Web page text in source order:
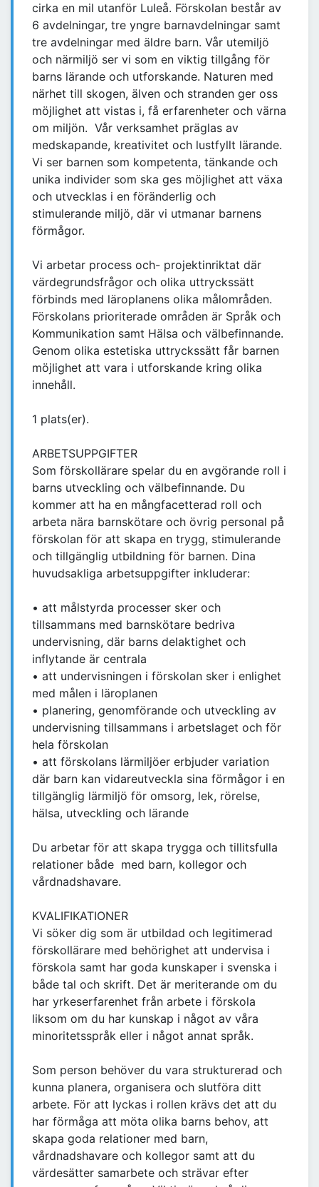
cirka en mil utanför Luleå. Förskolan består av
6 avdelningar, tre yngre barnavdelningar samt
tre avdelningar med äldre barn. Vår utemiljö
och närmiljö ser vi som en viktig tillgång för
barns lärande och utforskande. Naturen med
närhet till skogen, älven och stranden ger oss
möjlighet att vistas i, få erfarenheter och värna
om miljön. Vår verksamhet präglas av
medskapande, kreativitet och lustfyllt lärande.
Vi ser barnen som kompetenta, tänkande och
unika individer som ska ges möjlighet att växa
och utvecklas i en föränderlig och
stimulerande miljö, där vi utmanar barnens
förmågor.
Vi arbetar process och- projektinriktat där
värdegrundsfrågor och olika uttryckssätt
förbinds med läroplanens olika målområden.
Förskolans prioriterade områden är Språk och
Kommunikation samt Hälsa och välbefinnande.
Genom olika estetiska uttryckssätt får barnen
möjlighet att vara i utforskande kring olika
innehåll.
1 plats(er).
ARBETSUPPGIFTER
Som förskollärare spelar du en avgörande roll i
barns utveckling och välbefinnande. Du
kommer att ha en mångfacetterad roll och
arbeta nära barnskötare och övrig personal på
förskolan för att skapa en trygg, stimulerande
och tillgänglig utbildning för barnen. Dina
huvudsakliga arbetsuppgifter inkluderar:
• att målstyrda processer sker och
tillsammans med barnskötare bedriva
undervisning, där barns delaktighet och
inflytande är centrala
• att undervisningen i förskolan sker i enlighet
med målen i läroplanen
• planering, genomförande och utveckling av
undervisning tillsammans i arbetslaget och för
hela förskolan
• att förskolans lärmiljöer erbjuder variation
där barn kan vidareutveckla sina förmågor i en
tillgänglig lärmiljö för omsorg, lek, rörelse,
hälsa, utveckling och lärande
Du arbetar för att skapa trygga och tillitsfulla
relationer både med barn, kollegor och
vårdnadshavare.
KVALIFIKATIONER
Vi söker dig som är utbildad och legitimerad
förskollärare med behörighet att undervisa i
förskola samt har goda kunskaper i svenska i
både tal och skrift. Det är meriterande om du
har yrkeserfarenhet från arbete i förskola
liksom om du har kunskap i något av våra
minoritetsspråk eller i något annat språk.
Som person behöver du vara strukturerad och
kunna planera, organisera och slutföra ditt
arbete. För att lyckas i rollen krävs det att du
har förmåga att möta olika barns behov, att
skapa goda relationer med barn,
vårdnadshavare och kollegor samt att du
värdesätter samarbete och strävar efter